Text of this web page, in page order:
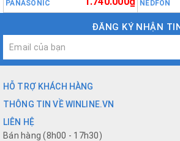
PANASONIC NEDFON
ĐĂNG KÝ NHẬN
HỖ TRỢ KHÁCH HÀNG
THÔNG TIN VỀ WINLINE.VN
LIÊN HỆ
Bán hàng (8h00 - 17h30)